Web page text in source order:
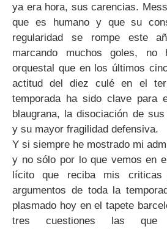
ya era hora, sus carencias.
que es humano y que su
regularidad se rompe este
marcando muchos goles,
orquestal que en los últimos
actitud del diez culé en el
temporada ha sido clave para
blaugrana, la disociación de
y su mayor fragilidad defensiva.
Y si siempre he mostrado mi
y no sólo por lo que vemos en
lícito que reciba mis criticas
argumentos de toda la
plasmado hoy en el tapete
tres cuestiones las